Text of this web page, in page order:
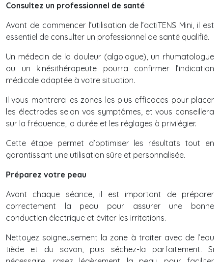
Consultez un professionnel de santé
Avant de commencer l’utilisation de l’actiTENS Mini, il est
essentiel de consulter un professionnel de santé qualifié.
Un médecin de la douleur (algologue), un rhumatologue
ou un kinésithérapeute pourra confirmer l’indication
médicale adaptée à votre situation.
Il vous montrera les zones les plus efficaces pour placer
les électrodes selon vos symptômes, et vous conseillera
sur la fréquence, la durée et les réglages à privilégier.
Cette étape permet d’optimiser les résultats tout en
garantissant une utilisation sûre et personnalisée.
Préparez votre peau
Avant chaque séance, il est important de préparer
correctement la peau pour assurer une bonne
conduction électrique et éviter les irritations.
Nettoyez soigneusement la zone à traiter avec de l’eau
tiède et du savon, puis séchez-la parfaitement. Si